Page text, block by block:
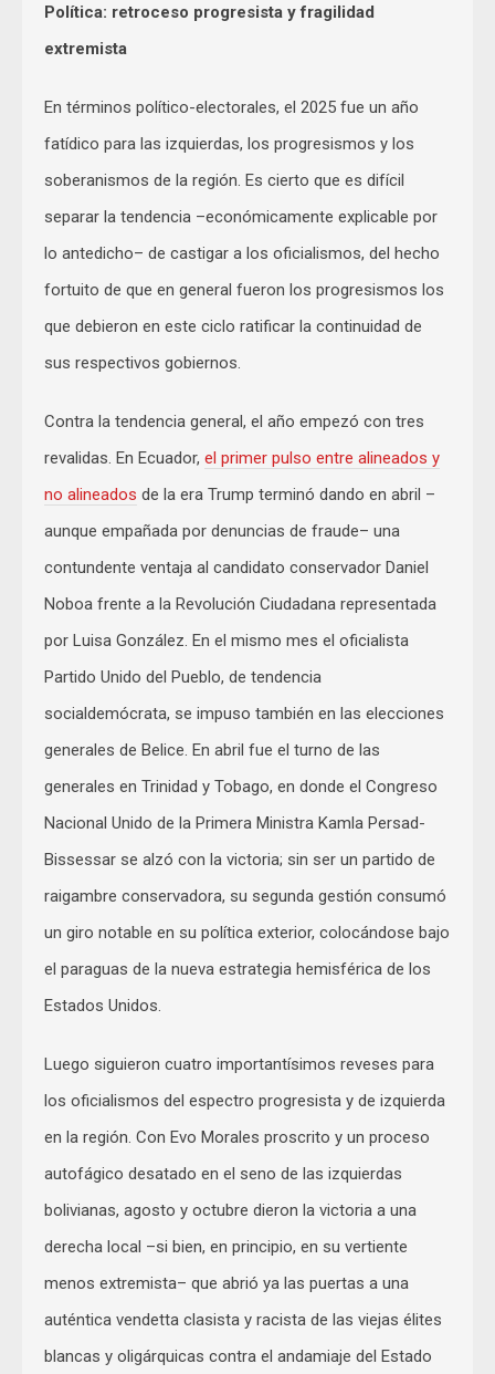
Política: retroceso progresista y fragilidad
extremista
En términos político-electorales, el 2025 fue un año
fatídico para las izquierdas, los progresismos y los
soberanismos de la región. Es cierto que es difícil
separar la tendencia –económicamente explicable por
lo antedicho– de castigar a los oficialismos, del hecho
fortuito de que en general fueron los progresismos los
que debieron en este ciclo ratificar la continuidad de
sus respectivos gobiernos.
Contra la tendencia general, el año empezó con tres
revalidas. En Ecuador, el primer pulso entre alineados y
no alineados de la era Trump terminó dando en abril –
aunque empañada por denuncias de fraude– una
contundente ventaja al candidato conservador Daniel
Noboa frente a la Revolución Ciudadana representada
por Luisa González. En el mismo mes el oficialista
Partido Unido del Pueblo, de tendencia
socialdemócrata, se impuso también en las elecciones
generales de Belice. En abril fue el turno de las
generales en Trinidad y Tobago, en donde el Congreso
Nacional Unido de la Primera Ministra Kamla Persad-
Bissessar se alzó con la victoria; sin ser un partido de
raigambre conservadora, su segunda gestión consumó
un giro notable en su política exterior, colocándose bajo
el paraguas de la nueva estrategia hemisférica de los
Estados Unidos.
Luego siguieron cuatro importantísimos reveses para
los oficialismos del espectro progresista y de izquierda
en la región. Con Evo Morales proscrito y un proceso
autofágico desatado en el seno de las izquierdas
bolivianas, agosto y octubre dieron la victoria a una
derecha local –si bien, en principio, en su vertiente
menos extremista– que abrió ya las puertas a una
auténtica vendetta clasista y racista de las viejas élites
blancas y oligárquicas contra el andamiaje del Estado